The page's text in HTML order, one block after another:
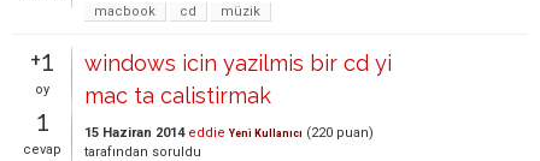
macbook
cd müzik
+1
oy
1
cevap
windows icin yazilmis bir cd yi
mac ta calistirmak
15 Haziran 2014 eddie Yeni Kullanıcı (220 puan)
tarafından soruldu